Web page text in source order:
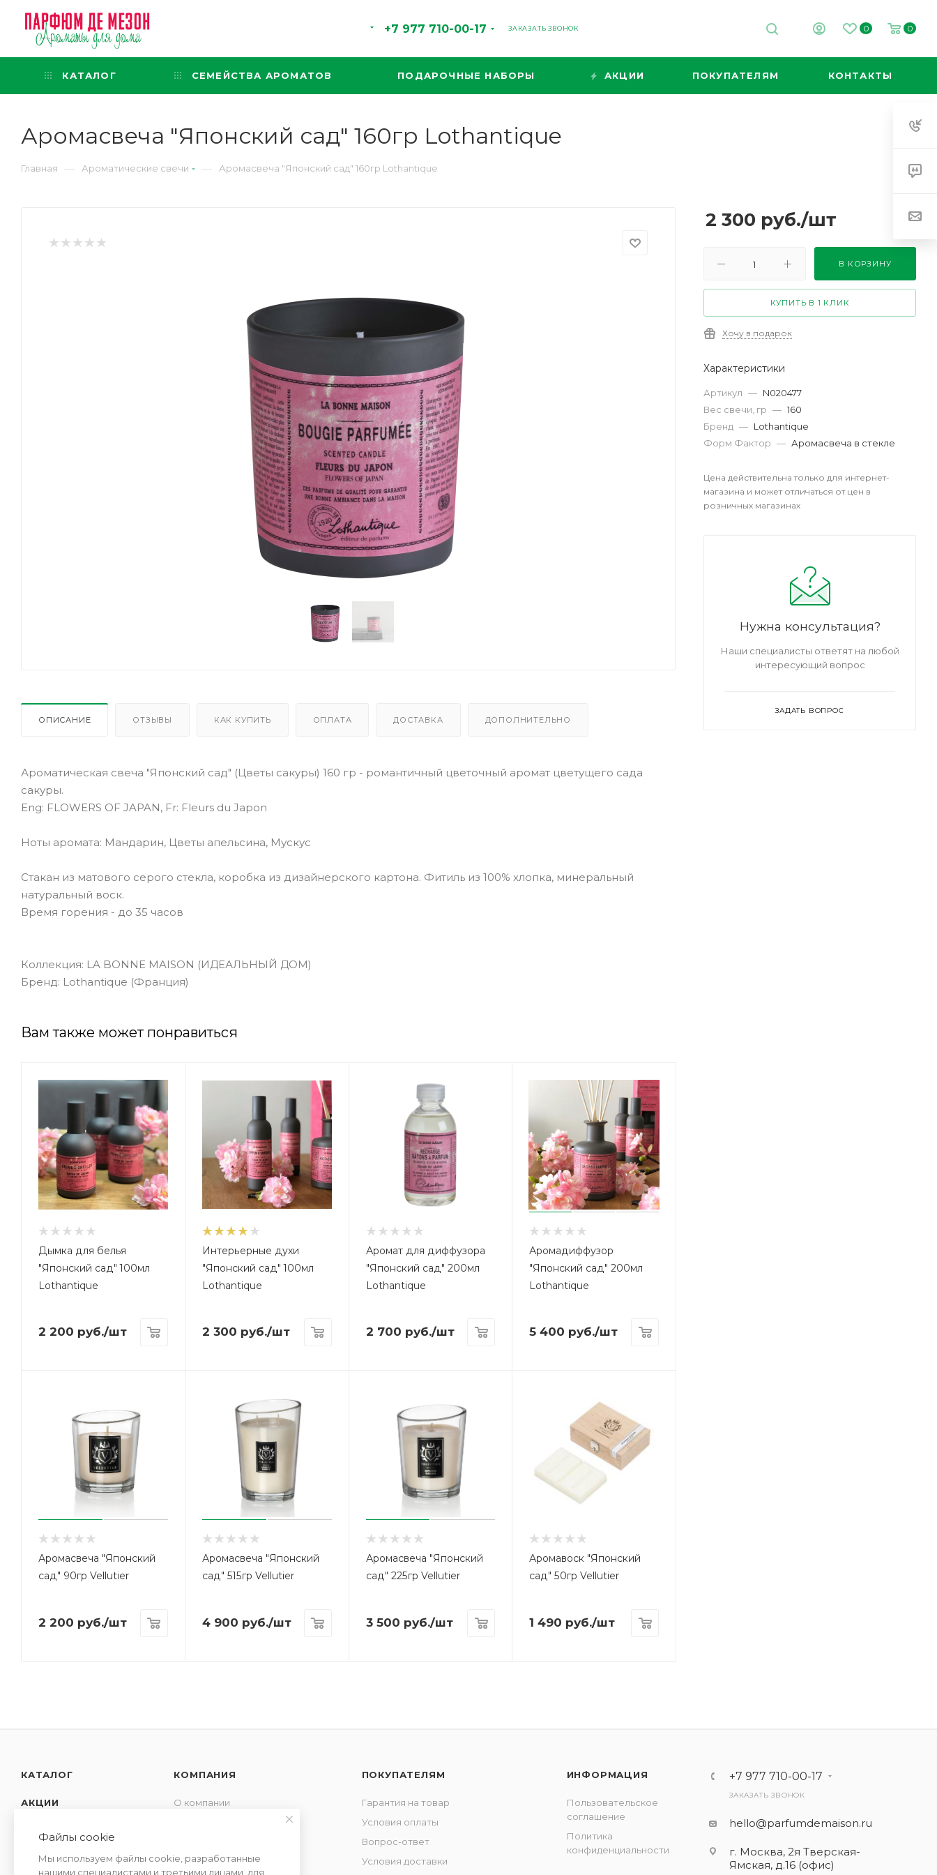
+7 977 710-00-17 ЗАКАЗАТЬ ЗВОНОК 0 0
КАТАЛОГ СЕМЕЙСТВА АРОМАТОВ ПОДАРОЧНЫЕ НАБОРЫ АКЦИИ ПОКУПАТЕЛЯМ КОНТАКТЫ
Аромасвеча "Японский сад" 160гр Lothantique
Главная — Ароматические свечи — Аромасвеча "Японский сад" 160гр Lothantique
ОПИСАНИЕ ОТЗЫВЫ КАК КУПИТЬ ОПЛАТА ДОСТАВКА ДОПОЛНИТЕЛЬНО
Ароматическая свеча "Японский сад" (Цветы сакуры) 160 гр - романтичный цветочный аромат цветущего сада
сакуры.
Eng: FLOWERS OF JAPAN, Fr: Fleurs du Japon
Ноты аромата: Мандарин, Цветы апельсина, Мускус
Стакан из матового серого стекла, коробка из дизайнерского картона. Фитиль из 100% хлопка, минеральный
натуральный воск.
Время горения - до 35 часов
Коллекция: LA BONNE MAISON (ИДЕАЛЬНЫЙ ДОМ)
Бренд: Lothantique (Франция)
Вам также может понравиться
Дымка для белья
"Японский сад" 100мл
Lothantique
2 200 руб./шт
Интерьерные духи
"Японский сад" 100мл
Lothantique
2 300 руб./шт
Аромат для диффузора
"Японский сад" 200мл
Lothantique
2 700 руб./шт
Аромадиффузор
"Японский сад" 200мл
Lothantique
5 400 руб./шт
Аромасвеча "Японский
сад" 90гр Vellutier
2 200 руб./шт
Аромасвеча "Японский
сад" 515гр Vellutier
4 900 руб./шт
Аромасвеча "Японский
сад" 225гр Vellutier
3 500 руб./шт
Аромавоск "Японский
сад" 50гр Vellutier
1 490 руб./шт
2 300 руб./шт
В КОРЗИНУ
КУПИТЬ В 1 КЛИК
Хочу в подарок
Характеристики
Артикул — N020477
Вес свечи, гр — 160
Бренд — Lothantique
Форм Фактор — Аромасвеча в стекле
Цена действительна только для интернет-
магазина и может отличаться от цен в
розничных магазинах
Нужна консультация?
Наши специалисты ответят на любой
интересующий вопрос
ЗАДАТЬ ВОПРОС
КАТАЛОГ
АКЦИИ
СЕМЕЙСТВА
АРОМАТОВ
КОМПАНИЯ
О компании
Отзывы
ПОКУПАТЕЛЯМ
Гарантия на товар
Условия оплаты
Вопрос-ответ
Условия доставки
ИНФОРМАЦИЯ
Пользовательское
соглашение
Политика
конфиденциальности
+7 977 710-00-17
ЗАКАЗАТЬ ЗВОНОК
hello@parfumdemaison.ru
г. Москва, 2я Тверская-
Ямская, д.16 (офис)
Файлы cookie
Мы используем файлы cookie, разработанные
нашими специалистами и третьими лицами, для